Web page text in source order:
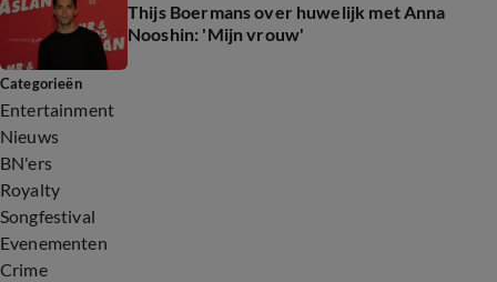
Thijs Boermans over huwelijk met Anna
Nooshin: 'Mijn vrouw'
Categorieën
Entertainment
Nieuws
BN'ers
Royalty
Songfestival
Evenementen
Crime